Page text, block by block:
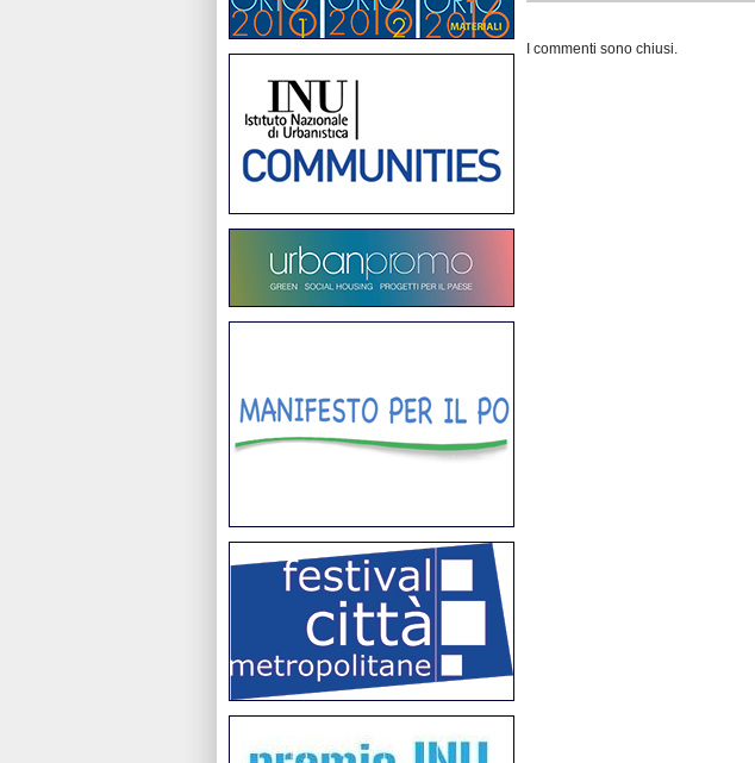
I commenti sono chiusi.